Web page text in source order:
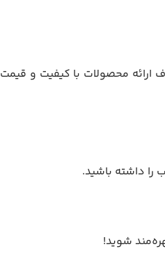
محصولات با کیفیت و قیمت
را داشته باشید.
شوید!